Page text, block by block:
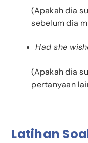
(Apakah dia
sebelum dia
Had she
(Apakah dia
pertanyaan
Latihan